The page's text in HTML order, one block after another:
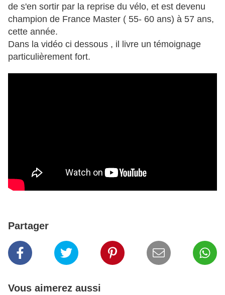
de s'en sortir par la reprise du vélo, et est devenu
champion de France Master ( 55- 60 ans) à 57 ans,
cette année.
Dans la vidéo ci dessous , il livre un témoignage
particulièrement fort.
Partager
Vous aimerez aussi